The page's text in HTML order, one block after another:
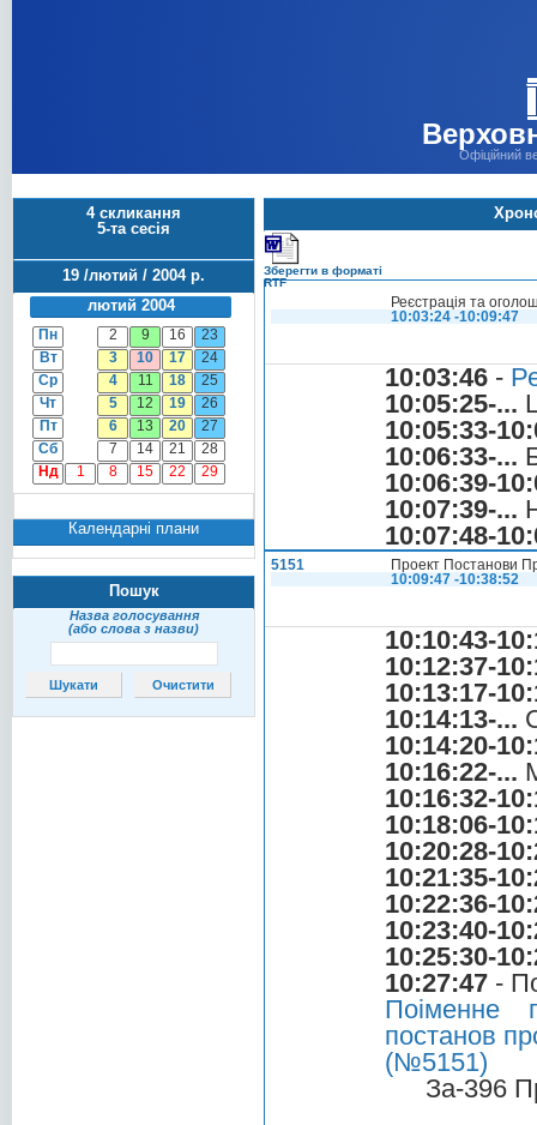
Офіційний
4 скликання
5-та сесія
19 /лютий / 2004 р.
лютий 2004
Пн 2 9 16
23
Вт
3 10 17
24
Ср
4 11 18
25
Чт
5 12 19
26
Пт
6 13 20
27
Сб
7 14 21
28
Нд
1 8 15 22 29
Календарні плани
Пошук
Назва голосування
(або слова з назви)
Зберегти в форматі
RTF
Реєстрація та
10:03:24 -10:09:47
10:03:46 -
10:05:25-...
10:05:33-
10:06:33-...
10:06:39-
10:07:39-...
10:07:48-
5151
Проект Постанови
10:09:47 -10:38:52
10:10:43-
10:12:37-
10:13:17-
10:14:13-...
10:14:20-
10:16:22-...
10:16:32-
10:18:06-
10:20:28-
10:21:35-
10:22:36-
10:23:40-
10:25:30-
10:27:47 -
Поіменне
постанов
(№5151)
За-396